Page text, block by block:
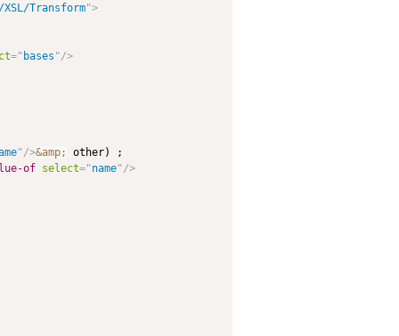
Transform">
=" bases "/>
"/>&amp;
other) ;
of select="name"/>